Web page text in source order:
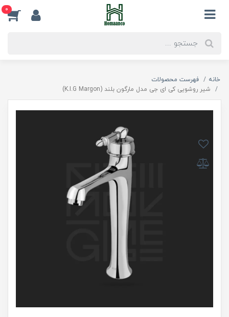
0
خانه
فهرست محصولات
شیر روشویی کی ای جی مدل مارگون بلند (K.I.G Margon)